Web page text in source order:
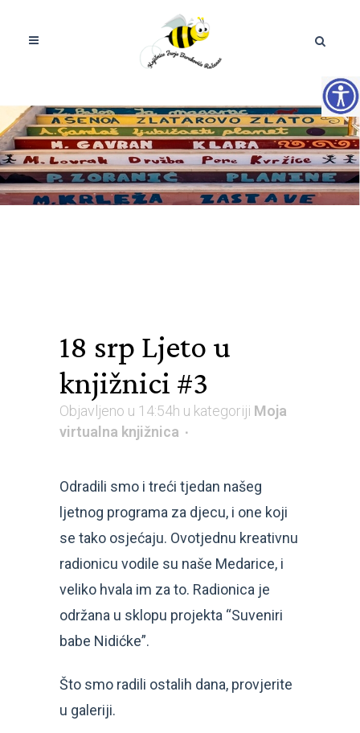
18 srp Ljeto u
knjižnici #3
Objavljeno u 14:54h u kategoriji Moja
virtualna knjižnica
Odradili smo i treći tjedan našeg
ljetnog programa za djecu, i one koji
se tako osjećaju. Ovotjednu kreativnu
radionicu vodile su naše Medarice, i
veliko hvala im za to. Radionica je
održana u sklopu projekta “Suveniri
babe Nidićke”.
Što smo radili ostalih dana, provjerite
u galeriji.